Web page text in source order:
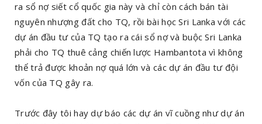
ra sổ nợ siết cổ quốc gia này và chỉ còn cách bán tài
nguyên nhượng đất cho TQ, rồi bài học Sri Lanka với các
dự án đầu tư của TQ tạo ra cái sổ nợ và buộc Sri Lanka
phải cho TQ thuê cảng chiến lược Hambantota vì không
thể trả được khoản nợ quá lớn và các dự án đầu tư đội
vốn của TQ gây ra.
Trước đây tôi hay dự báo các dự án vĩ cuồng như dự án